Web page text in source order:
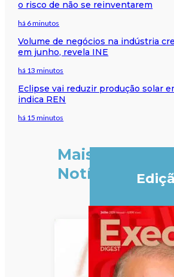
o risco de não se reinventarem
há 6 minutos
Volume de negócios na indústria
em junho, revela INE
há 13 minutos
Eclipse vai reduzir produção solar
indica REN
há 15 minutos
Mais
Notícias